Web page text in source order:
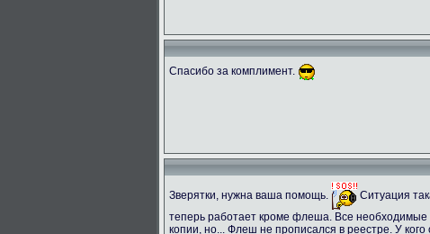
Спасибо за комплимент.
Зверятки, нужна ваша помощь.
Ситуация
теперь работает кроме флеша. Все
копии, но... Флеш не прописался в реестре. У